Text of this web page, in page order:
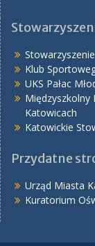
Klub
UKS Pałac
Międzyszkolny
Katowicach
Katowickie
Przydatne
Urząd Miasta
Kuratorium